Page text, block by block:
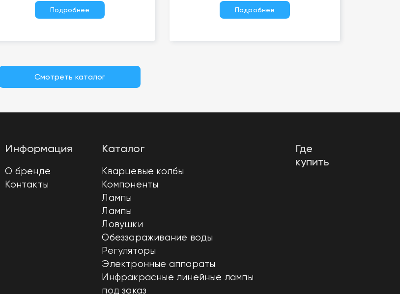
Подробнее Подробнее
Смотреть каталог
Информация
О бренде
Контакты
Каталог
Кварцевые колбы
Компоненты
Лампы
Лампы
Ловушки
Обеззараживание воды
Регуляторы
Электронные аппараты
Инфракрасные линейные лампы
под заказ
Где
купить